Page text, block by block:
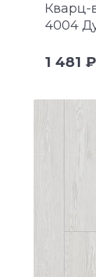
Кварц-
4004
1 481 ₽